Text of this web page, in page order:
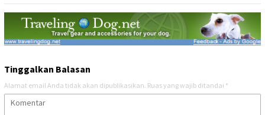
Tinggalkan Balasan
Alamat email Anda tidak akan dipublikasikan. Ruas yang wajib ditandai *